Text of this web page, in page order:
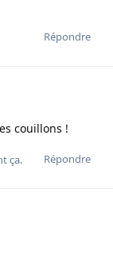
Répondre
couillons !
Répondre
ça.